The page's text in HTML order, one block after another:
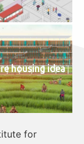
housing idea
for